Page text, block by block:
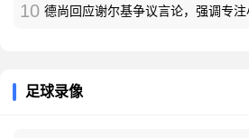
10 德尚回应谢尔基争议言论，强调专
足球录像